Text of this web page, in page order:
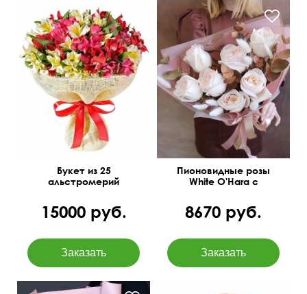
Упаковка джут, лента
атласная
Букет из 25
альстромерий
15000 руб.
С позолоченным
эвкалиптом
Пионовидные розы
White O'Hara с
8670 руб.